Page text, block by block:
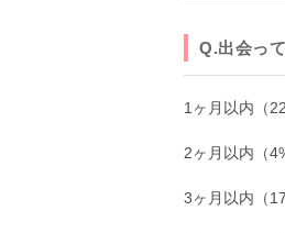
Q.出会っ
1ヶ月以内（
2ヶ月以内（
3ヶ月以内（